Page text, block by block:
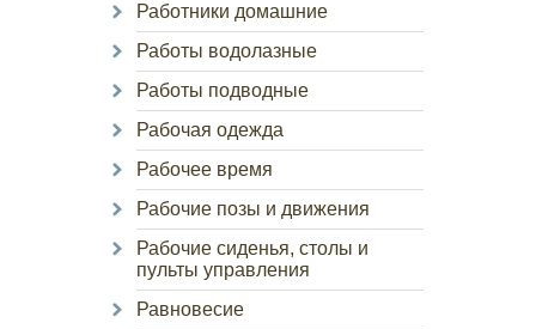
Работники домашние
Работы водолазные
Работы подводные
Рабочая одежда
Рабочее время
Рабочие позы и движения
Рабочие сиденья, столы и
пульты управления
Равновесие